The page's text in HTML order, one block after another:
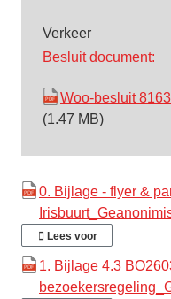
Verkeer
Besluit document:
Woo-besluit
(1.47 MB)
0. Bijlage - flyer &
Lees voor
1. Bijlage 4.3